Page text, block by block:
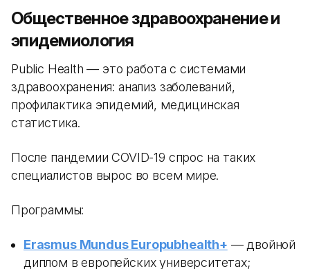
Общественное здравоохранение и
эпидемиология
Public Health — это работа с системами
здравоохранения: анализ заболеваний,
профилактика эпидемий, медицинская
статистика.
После пандемии COVID-19 спрос на таких
специалистов вырос во всем мире.
Программы:
Erasmus Mundus Europubhealth+ — двойной
диплом в европейских университетах;